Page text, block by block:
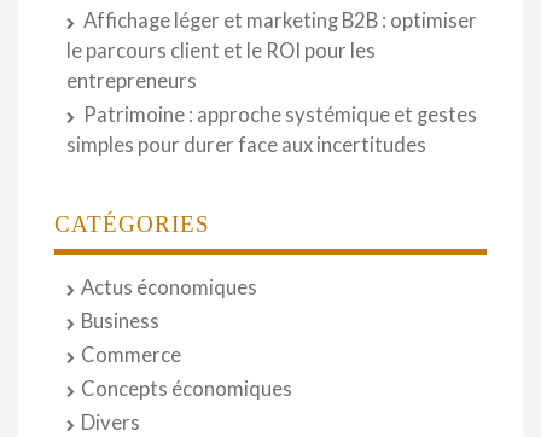
Affichage léger et marketing B2B : optimiser
le parcours client et le ROI pour les
entrepreneurs
Patrimoine : approche systémique et gestes
simples pour durer face aux incertitudes
CATÉGORIES
Actus économiques
Business
Commerce
Concepts économiques
Divers